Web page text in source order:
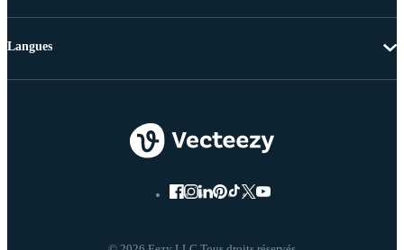
Langues